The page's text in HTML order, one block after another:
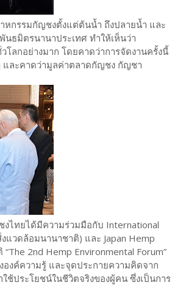
หกรรมกัญชงตั้งแต่ต้นน้ำ ถึงปลายน้ำ และ
นธมิตรนานาประเทศ ทำให้เห็นว่า
โลกอย่างมาก โดยคาดว่าการจัดงานครั้งนี้
และคาดว่ามูลค่าตลาดกัญชง กัญชา
ไทยได้มีความร่วมมือกับ International
วดล้อมนานาชาติ) และ Japan Hemp
2nd Hemp Environmental Forum”
องค์ความรู้ และจุดประกายความคิดจาก
ประโยชน์ในชีวิตจริงของผู้คน ซึ่งเป็นการ